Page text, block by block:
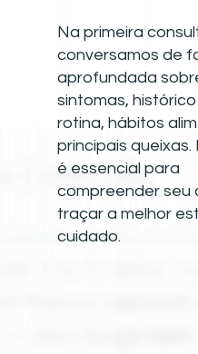
Na primeira
conversamos de
aprofundada
sintomas,
rotina, hábitos
principais
é essencial para
compreender seu
traçar a melhor
cuidado.